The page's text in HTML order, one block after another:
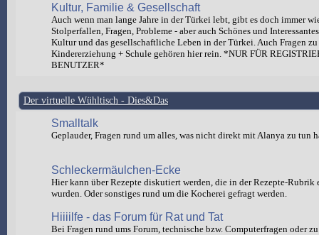
Kultur, Familie & Gesellschaft
Auch wenn man lange Jahre in der Türkei lebt, gibt es doch immer
Stolperfallen, Fragen, Probleme - aber auch Schönes und
Kultur und das gesellschaftliche Leben in der Türkei. Auch Fragen
Kindererziehung + Schule gehören hier rein. *NUR FÜR
BENUTZER*
Der virtuelle Wühltisch - Dies&Das
Smalltalk
Geplauder, Fragen rund um alles, was nicht direkt mit Alanya zu tun
Schleckermäulchen-Ecke
Hier kann über Rezepte diskutiert werden, die in der Rezepte-Rubrik
wurden. Oder sonstiges rund um die Kocherei gefragt werden.
Hiiiilfe - das Forum für Rat und Tat
Bei Fragen rund ums Forum, technische bzw. Computerfragen oder